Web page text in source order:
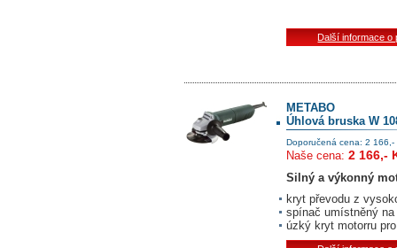
Další informace o
METABO
Úhlová bruska W
Doporučená cena: 2 166,-
Naše cena: 2 166,-
Silný a výkonný
kryt převodu z
spínač umístněný
úzký kryt motorru